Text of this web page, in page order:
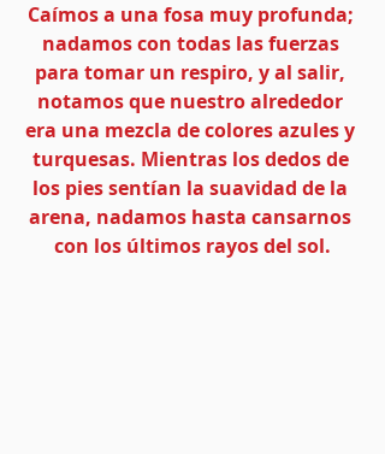
Caímos a una fosa muy profunda;
nadamos con todas las fuerzas
para tomar un respiro, y al salir,
notamos que nuestro alrededor
era una mezcla de colores azules y
turquesas. Mientras los dedos de
los pies sentían la suavidad de la
arena, nadamos hasta cansarnos
con los últimos rayos del sol.